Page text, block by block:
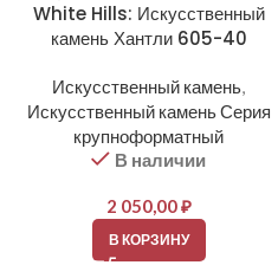
White Hills: Искусственный
камень Хантли 605-40
Искусственный камень,
Искусственный камень Серия
крупноформатный
В наличии
2 050,00₽
В КОРЗИНУ